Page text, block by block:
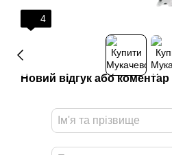
4
Новий відгук або коментар